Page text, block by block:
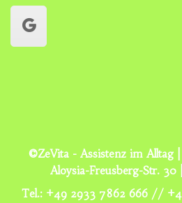
©ZeVita - Assistenz im Alltag |
Aloysia-Freusberg-Str. 30
Tel.: +49 2933 7862 666 //